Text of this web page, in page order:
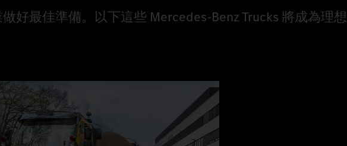
好最佳準備。以下這些 Mercedes-Benz Trucks 將成為理想